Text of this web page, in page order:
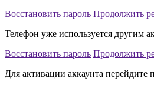
Восстановить пароль Продолжить
Телефон уже используется другим
Восстановить пароль Продолжить
Для активации аккаунта